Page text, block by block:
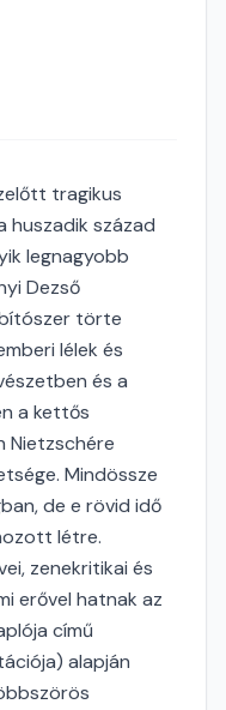
tragikus
huszadik század
legnagyobb
Dezső
törte
lélek és
és a
a kettős
Nietzschére
Mindössze
de e rövid idő
létre.
zenekritikai és
erővel hatnak az
című
alapján